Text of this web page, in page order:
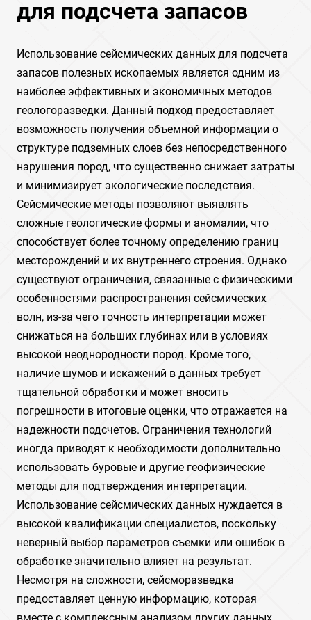
для подсчета запасов
Использование сейсмических данных для подсчета
запасов полезных ископаемых является одним из
наиболее эффективных и экономичных методов
геологоразведки. Данный подход предоставляет
возможность получения объемной информации о
структуре подземных слоев без непосредственного
нарушения пород, что существенно снижает затраты
и минимизирует экологические последствия.
Сейсмические методы позволяют выявлять
сложные геологические формы и аномалии, что
способствует более точному определению границ
месторождений и их внутреннего строения. Однако
существуют ограничения, связанные с физическими
особенностями распространения сейсмических
волн, из-за чего точность интерпретации может
снижаться на больших глубинах или в условиях
высокой неоднородности пород. Кроме того,
наличие шумов и искажений в данных требует
тщательной обработки и может вносить
погрешности в итоговые оценки, что отражается на
надежности подсчетов. Ограничения технологий
иногда приводят к необходимости дополнительно
использовать буровые и другие геофизические
методы для подтверждения интерпретации.
Использование сейсмических данных нуждается в
высокой квалификации специалистов, поскольку
неверный выбор параметров съемки или ошибок в
обработке значительно влияет на результат.
Несмотря на сложности, сейсморазведка
предоставляет ценную информацию, которая